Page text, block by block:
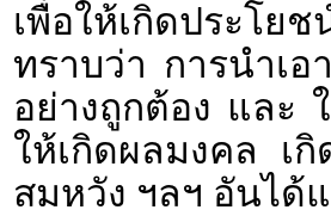
เพื่อให้เกิดประโย
ทราบว่า การนำเ
อย่างถูกต้อง และ
ให้เกิดผลมงคล เ
สมหวัง ฯลฯ อันได้